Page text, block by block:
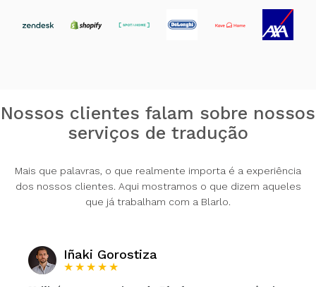
Nossos clientes falam sobre nossos
serviços de tradução
Mais que palavras, o que realmente importa é a experiência
dos nossos clientes. Aqui mostramos o que dizem aqueles
que já trabalham com a Blarlo.
Iñaki Gorostiza
★★★★★